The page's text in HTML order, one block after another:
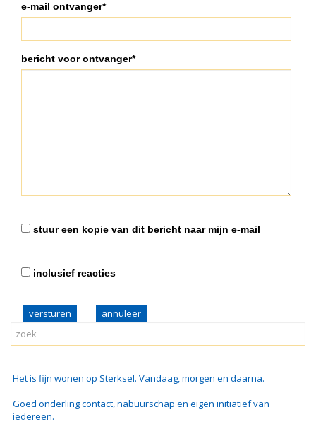
e-mail ontvanger*
bericht voor ontvanger*
stuur een kopie van dit bericht naar mijn e-mail
inclusief reacties
versturen
Het is fijn wonen op Sterksel. Vandaag, morgen en daarna.
Goed onderling contact, nabuurschap en eigen initiatief van
iedereen.